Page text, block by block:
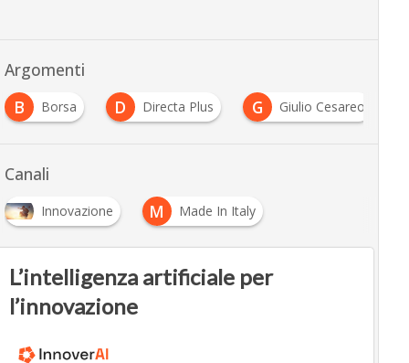
Argomenti
B Borsa D Directa Plus G Giulio Cesareo
Canali
Innovazione M Made In Italy
L’intelligenza artificiale per
l’innovazione